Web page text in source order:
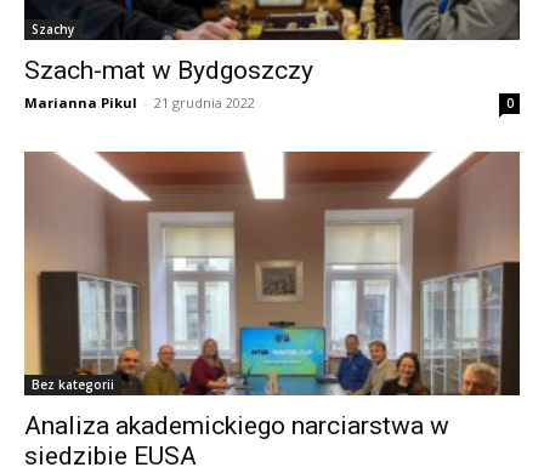
Szachy
Szach-mat w Bydgoszczy
Marianna Pikul - 21 grudnia 2022 0
Bez kategorii
Analiza akademickiego narciarstwa w
siedzibie EUSA